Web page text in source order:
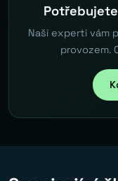
Naši experti vám
provozem.